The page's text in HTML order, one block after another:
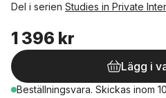
Del i serien Studies in Private
1 396 kr
Lägg i
Beställningsvara. Skickas inom